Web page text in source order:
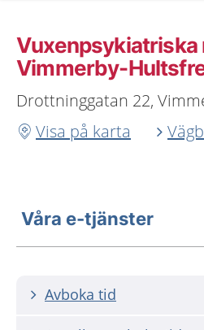
Vimmerby-
Drottninggatan 22,
Visa på karta
Våra e-tjänster
Avboka tid